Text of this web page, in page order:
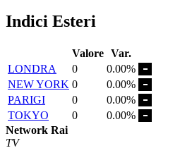
Indici Esteri
Valore Var.
LONDRA
0
0.00%
NEW YORK 0
0.00%
PARIGI
0
0.00%
TOKYO
0
0.00%
Network Rai
TV